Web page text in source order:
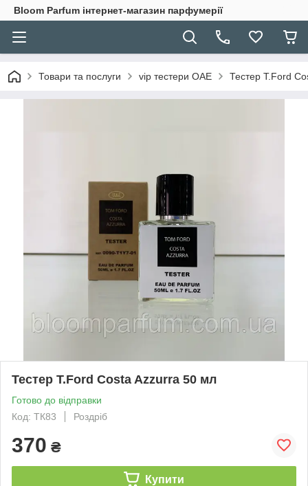
Bloom Parfum інтернет-магазин парфумерії
Товари та послуги vip тестери ОАЕ Тестер T.Ford
Тестер T.Ford Costa Azzurra 50 мл
Готово до відправки
Код: ТК83
Роздріб
370 ₴
Купити